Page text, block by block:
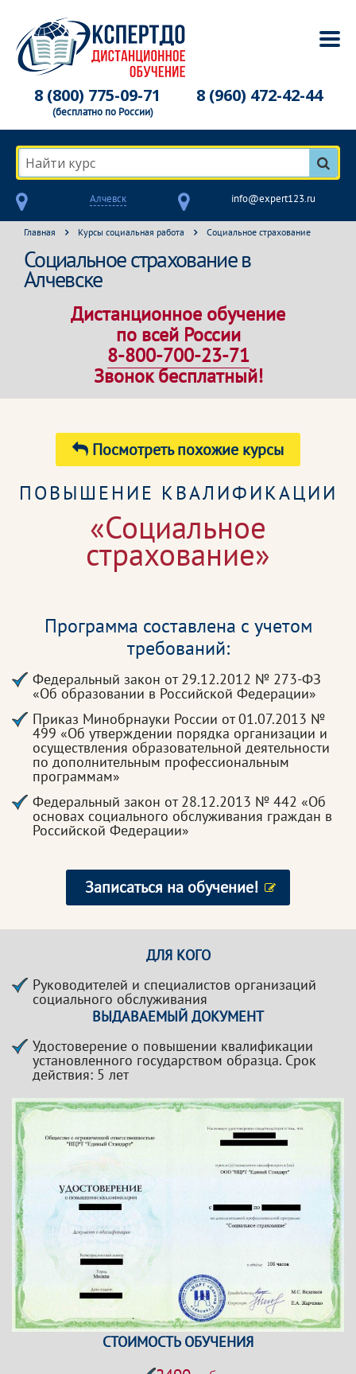
8 (800) 775-09-71
(бесплатно по России)
8 (960) 472-42-44
Найти курс
Алчевск info@expert123.ru
Главная Курсы социальная работа Социальное страхование
Социальное страхование в
Алчевске
Дистанционное обучение
по всей России
8-800-700-23-71
Звонок бесплатный!
Посмотреть похожие курсы
ПОВЫШЕНИЕ КВАЛИФИКАЦИИ
«Социальное
страхование»
Программа составлена с учетом
требований:
Федеральный закон от 29.12.2012 № 273-ФЗ
«Об образовании в Российской Федерации»
Приказ Минобрнауки России от 01.07.2013 №
499 «Об утверждении порядка организации и
осуществления образовательной деятельности
по дополнительным профессиональным
программам»
Федеральный закон от 28.12.2013 № 442 «Об
основах социального обслуживания граждан в
Российской Федерации»
Записаться на обучение!
ДЛЯ КОГО
Руководителей и специалистов организаций
социального обслуживания
ВЫДАВАЕМЫЙ ДОКУМЕНТ
Удостоверение о повышении квалификации
установленного государством образца. Срок
действия: 5 лет
СТОИМОСТЬ ОБУЧЕНИЯ